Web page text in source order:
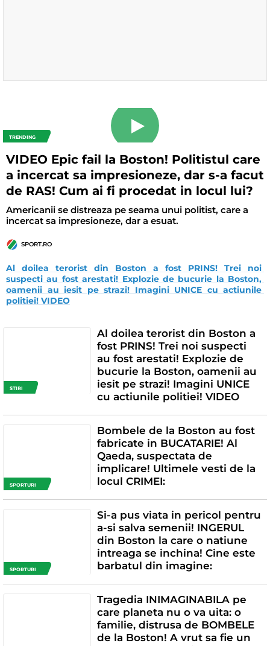
TRENDING
VIDEO Epic fail la Boston! Politistul care
a incercat sa impresioneze, dar s-a facut
de RAS! Cum ai fi procedat in locul lui?
Americanii se distreaza pe seama unui politist, care a
incercat sa impresioneze, dar a esuat.
SPORT.RO
Al doilea terorist din Boston a fost PRINS! Trei noi
suspecti au fost arestati! Explozie de bucurie la Boston,
oamenii au iesit pe strazi! Imagini UNICE cu actiunile
politiei! VIDEO
STIRI
Al doilea terorist din Boston a
fost PRINS! Trei noi suspecti
au fost arestati! Explozie de
bucurie la Boston, oamenii au
iesit pe strazi! Imagini UNICE
cu actiunile politiei! VIDEO
SPORTURI
Bombele de la Boston au fost
fabricate in BUCATARIE! Al
Qaeda, suspectata de
implicare! Ultimele vesti de la
locul CRIMEI:
SPORTURI
Si-a pus viata in pericol pentru
a-si salva semenii! INGERUL
din Boston la care o natiune
intreaga se inchina! Cine este
barbatul din imagine:
Tragedia INIMAGINABILA pe
care planeta nu o va uita: o
familie, distrusa de BOMBELE
de la Boston! A vrut sa fie un